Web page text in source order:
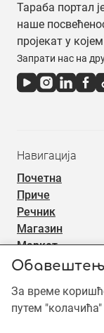
За време
путем
Тараба портал
наше
пројекат у
Запрати нас на
Навигација
Почетна
Приче
Речник
Магазин
Маркет
©2019 - 2026
употреба